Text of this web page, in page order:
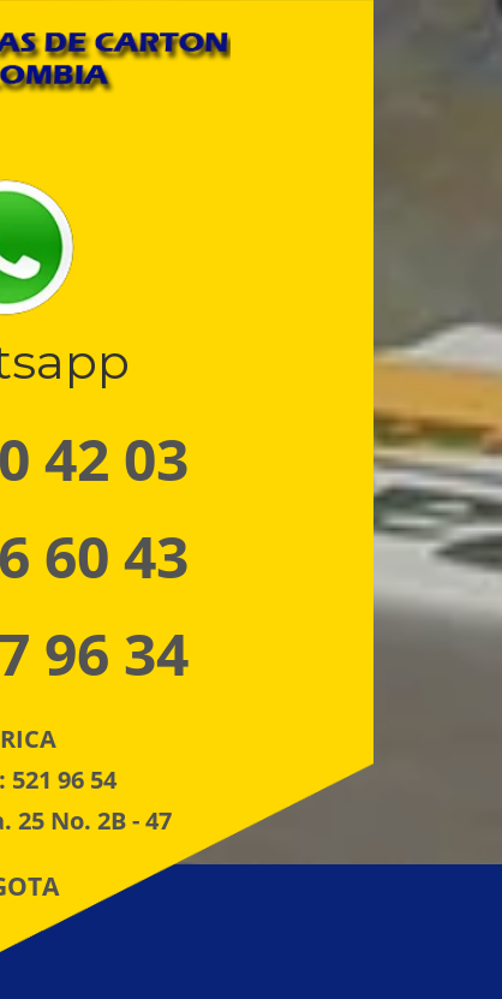
42 03
60 43
96 34
96 54
25 No. 2B - 47